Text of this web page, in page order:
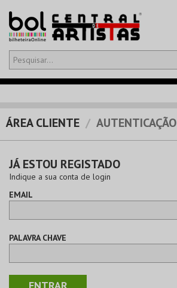
Olá,iniciar sessão
EVENTOS
CARTÕES
PRODUTOS
ÁREA CLIENTE AUTENTICAÇÃO
JÁ ESTOU REGISTADO
Indique a sua conta de login
EMAIL
PALAVRA CHAVE